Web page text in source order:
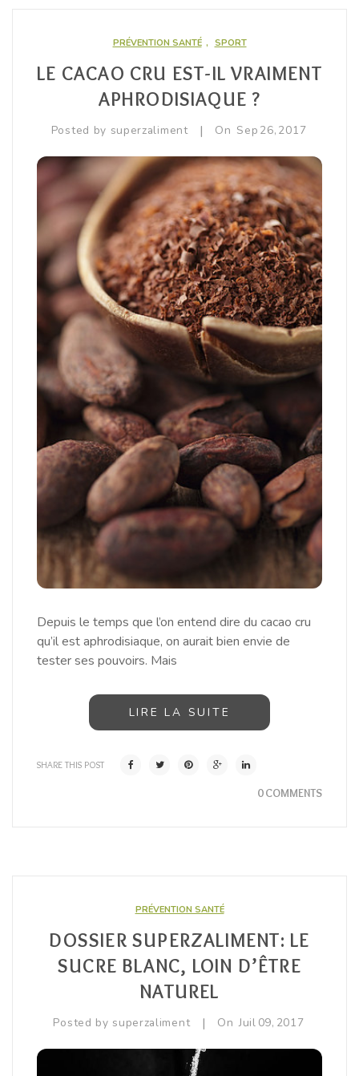
PRÉVENTION SANTÉ , SPORT
LE CACAO CRU EST-IL VRAIMENT
APHRODISIAQUE ?
Posted by superzaliment | On Sep 26, 2017
Depuis le temps que l’on entend dire du cacao cru
qu’il est aphrodisiaque, on aurait bien envie de
tester ses pouvoirs. Mais
LIRE LA SUITE
SHARE THIS POST
0 COMMENTS
PRÉVENTION SANTÉ
DOSSIER SUPERZALIMENT: LE
SUCRE BLANC, LOIN D’ÊTRE
NATUREL
Posted by superzaliment | On Juil 09, 2017